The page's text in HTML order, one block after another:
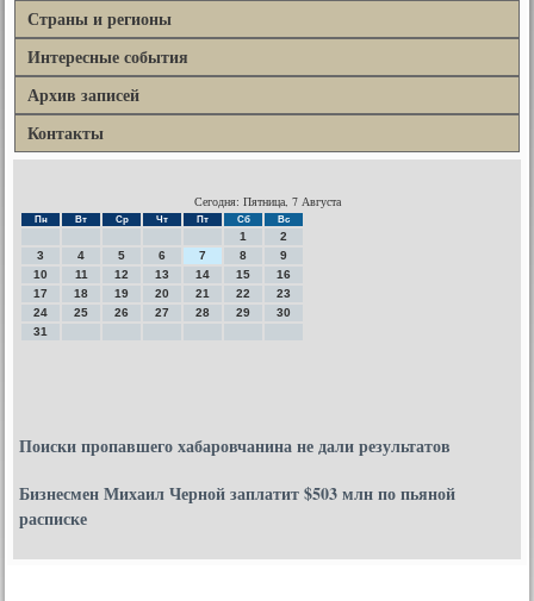
Страны и регионы
Интересные события
Архив записей
Контакты
Сегодня: Пятница, 7 Августа
Пн Вт Ср Чт Пт Сб Вс
1
2
3
4 5 6 7 8
9
10
11 12 13 14 15
16
17
18 19 20 21 22
23
24
25 26 27 28 29
30
31
Поиски пропавшего хабаровчанина не дали результатов
Бизнесмен Михаил Черной заплатит $503 млн по пьяной
расписке